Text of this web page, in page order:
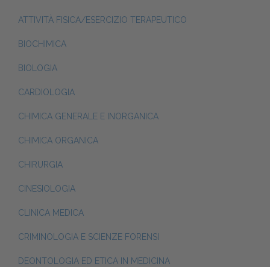
ATTIVITÀ FISICA/ESERCIZIO TERAPEUTICO
BIOCHIMICA
BIOLOGIA
CARDIOLOGIA
CHIMICA GENERALE E INORGANICA
CHIMICA ORGANICA
CHIRURGIA
CINESIOLOGIA
CLINICA MEDICA
CRIMINOLOGIA E SCIENZE FORENSI
DEONTOLOGIA ED ETICA IN MEDICINA